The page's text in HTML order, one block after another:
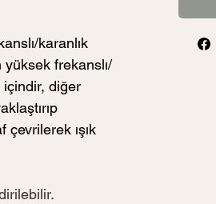
karanlık
frekanslı/
içindir, diğer
çevrilerek ışık